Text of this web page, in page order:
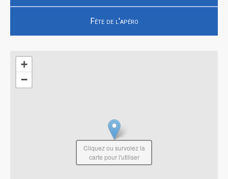
Fête de l'apéro
+
−
Cliquez ou survolez la
carte pour l'utiliser